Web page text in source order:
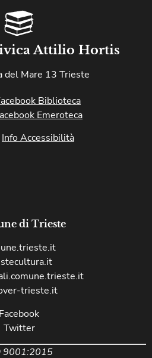
Attilio Hortis
del Mare 13 Trieste
Biblioteca
Emeroteca
Info Accessibilità
di Trieste
trieste.it
Facebook
Twitter
9001:2015